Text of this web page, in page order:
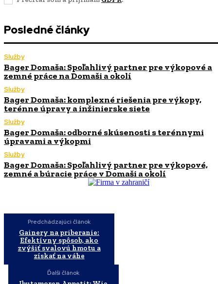
Posledné články
Služby
Bager Domaša: Spoľahlivý partner pre výkopové a
zemné práce na Domaši a okolí
Služby
Bager Domaša: komplexné riešenia pre výkopy,
terénne úpravy a inžinierske siete
Služby
Bager Domaša: odborné skúsenosti s terénnymi
úpravami a výkopmi
Služby
Bager Domaša: Spoľahlivý partner pre výkopové,
zemné a búracie práce v Domaši a okolí
Predchádzajúci článok
Gainery na priberanie:
Efektívny spôsob, ako
zvýšiť svalovú hmotu a
získať na váhe
Ďalší článok